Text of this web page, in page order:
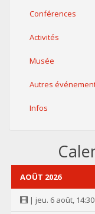
Conférences
Activités
Musée
Autres
Infos
AOÛT 2026
| jeu. 6 août,